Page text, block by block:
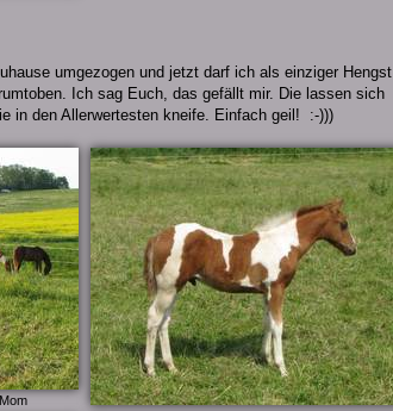
umgezogen und jetzt darf ich als einziger Hengst
Ich sag Euch, das gefällt mir. Die lassen sich
in den Allerwertesten kneife. Einfach geil! :-)))